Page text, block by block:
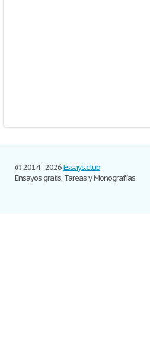
© 2014–2026Essays.club
Ensayos gratis, Tareas y Monografías